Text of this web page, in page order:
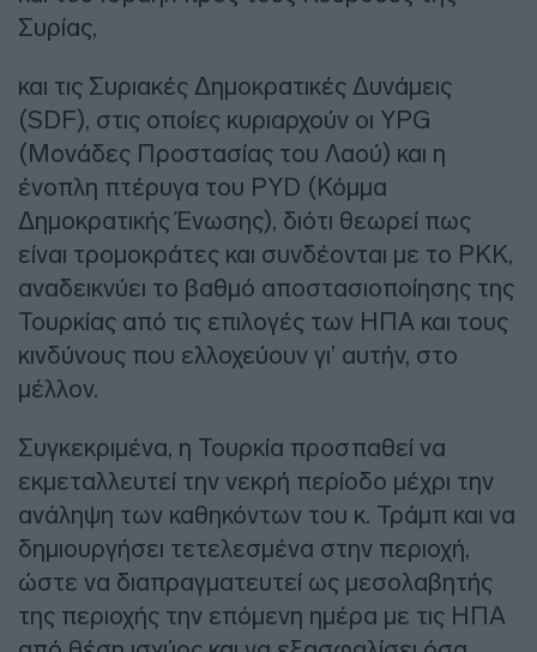
Συρίας,
και τις Συριακές Δημοκρατικές Δυνάμεις
(SDF), στις οποίες κυριαρχούν οι YPG
(Μονάδες Προστασίας του Λαού) και η
ένοπλη πτέρυγα του PYD (Κόμμα
Δημοκρατικής Ένωσης), διότι θεωρεί πως
είναι τρομοκράτες και συνδέονται με το PKK,
αναδεικνύει το βαθμό αποστασιοποίησης της
Τουρκίας από τις επιλογές των ΗΠΑ και τους
κινδύνους που ελλοχεύουν γι’ αυτήν, στο
μέλλον.
Συγκεκριμένα, η Τουρκία προσπαθεί να
εκμεταλλευτεί την νεκρή περίοδο μέχρι την
ανάληψη των καθηκόντων του κ. Τράμπ και να
δημιουργήσει τετελεσμένα στην περιοχή,
ώστε να διαπραγματευτεί ως μεσολαβητής
της περιοχής την επόμενη ημέρα με τις ΗΠΑ